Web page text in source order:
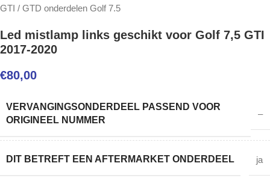
GTI / GTD onderdelen Golf 7.5
Led mistlamp links geschikt voor Golf 7,5 GTI
2017-2020
€80,00
VERVANGINGSONDERDEEL PASSEND VOOR
ORIGINEEL NUMMER
–
DIT BETREFT EEN AFTERMARKET ONDERDEEL ja